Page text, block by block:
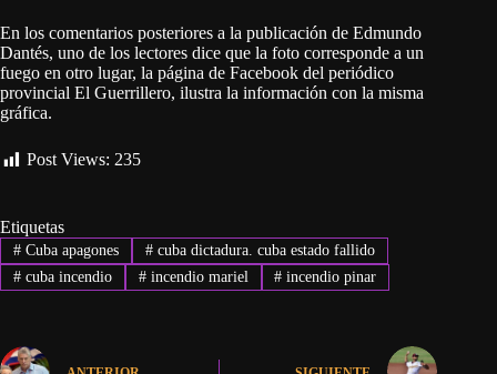
En los comentarios posteriores a la publicación de Edmundo
Dantés, uno de los lectores dice que la foto corresponde a un
fuego en otro lugar, la página de Facebook del periódico
provincial El Guerrillero, ilustra la información con la misma
gráfica.
Post Views: 235
Etiquetas
#Cuba apagones #cuba dictadura. cuba estado fallido
#cuba incendio #incendio mariel # incendio pinar